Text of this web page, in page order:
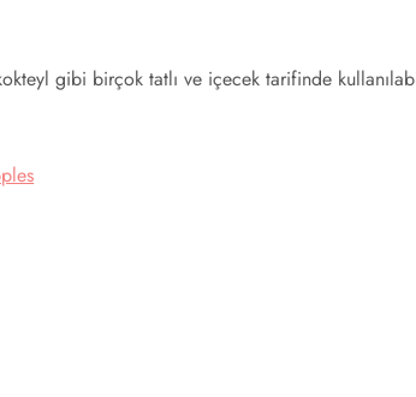
gibi birçok tatlı ve içecek tarifinde